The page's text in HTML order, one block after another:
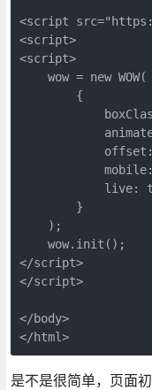
<script
<script>
<script>
    wow = new WOW(
        {
mobile:
live:
        }
    );
    wow.init();
</script>
</script>
</body>
</html>
是不是很简单，页面